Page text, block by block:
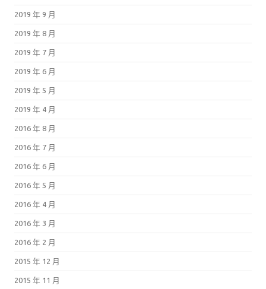
2019 年 9 月
2019 年 8 月
2019 年 7 月
2019 年 6 月
2019 年 5 月
2019 年 4 月
2016 年 8 月
2016 年 7 月
2016 年 6 月
2016 年 5 月
2016 年 4 月
2016 年 3 月
2016 年 2 月
2015 年 12 月
2015 年 11 月